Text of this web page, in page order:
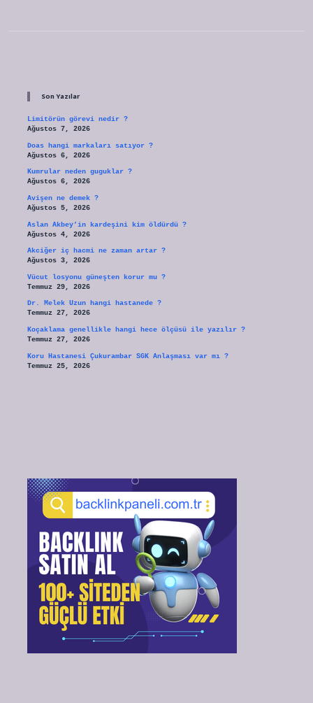
Son Yazılar
Limitörün görevi nedir ?
Ağustos 7, 2026
Doas hangi markaları satıyor ?
Ağustos 6, 2026
Kumrular neden guguklar ?
Ağustos 6, 2026
Avişen ne demek ?
Ağustos 5, 2026
Aslan Akbey’in kardeşini kim öldürdü ?
Ağustos 4, 2026
Akciğer iç hacmi ne zaman artar ?
Ağustos 3, 2026
Vücut losyonu güneşten korur mu ?
Temmuz 29, 2026
Dr. Melek Uzun hangi hastanede ?
Temmuz 27, 2026
Koçaklama genellikle hangi hece ölçüsü ile yazılır ?
Temmuz 27, 2026
Koru Hastanesi Çukurambar SGK Anlaşması var mı ?
Temmuz 25, 2026